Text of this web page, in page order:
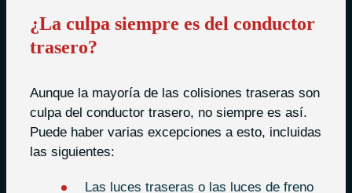
¿La culpa siempre es del conductor
trasero?
Aunque la mayoría de las colisiones traseras son
culpa del conductor trasero, no siempre es así.
Puede haber varias excepciones a esto, incluidas
las siguientes:
Las luces traseras o las luces de freno